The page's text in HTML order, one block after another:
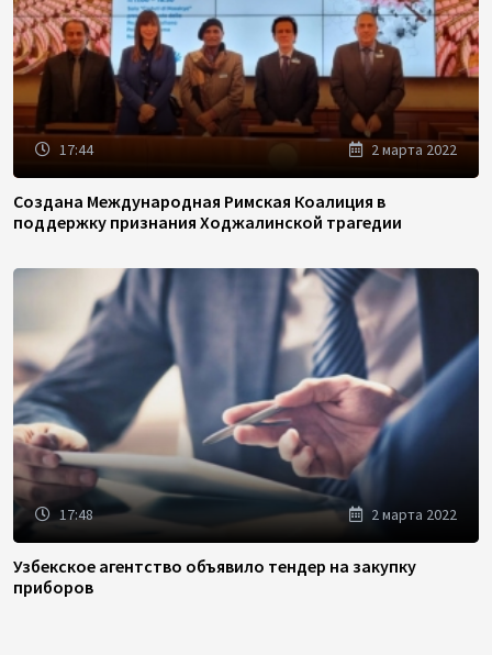
17:44 2 марта 2022
Создана Международная Римская Коалиция в
поддержку признания Ходжалинской трагедии
17:48 2 марта 2022
Узбекское агентство объявило тендер на закупку
приборов